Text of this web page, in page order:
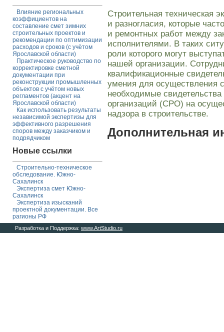
Влияние региональных
коэффициентов на
составление смет зимних
строительных проектов и
рекомендации по оптимизации
расходов и сроков (с учётом
Ярославской области)
Практическое руководство по
корректировке сметной
документации при
реконструкции промышленных
объектов с учётом новых
регламентов (акцент на
Ярославской области)
Как использовать результаты
независимой экспертизы для
эффективного разрешения
споров между заказчиком и
подрядчиком
Новые ссылки
Строительно-техническое
обследование. Южно-
Сахалинск
Экспертиза смет Южно-
Сахалинск
Экспертиза изысканий
проектной документации. Все
рагионы РФ
Строительная техническая
и разногласия, которые
и ремонтных работ между
исполнителями. В таких
роли которого могут
нашей организации.
квалификационные
умения для осуществления
необходимые
организаций (СРО) на
надзора в строительстве.
Дополнительная
Разработка и Поддержка: www.ArtStudio.ru